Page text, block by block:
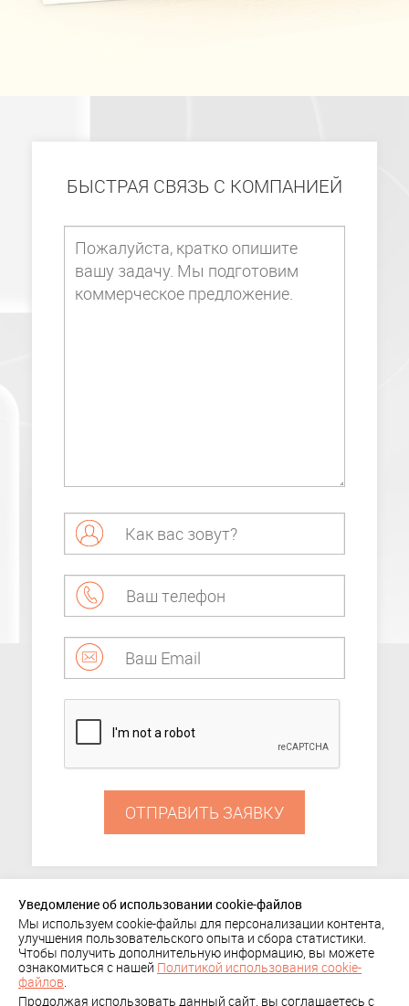
БЫСТРАЯ СВЯЗЬ С КОМПАНИЕЙ
ОТПРАВИТЬ ЗАЯВКУ
+ 7 (495) 636-29-78
Политика
ПОРТФОЛИО
КОМПАНИЯ КЛИЕНТЫ
Уведомление об использовании cookie-файлов
Мы используем cookie-файлы для персонализации контента,
улучшения пользовательского опыта и сбора статистики.
Чтобы получить дополнительную информацию, вы можете
ознакомиться с нашей Политикой использования cookie-
файлов.
Продолжая использовать данный сайт, вы соглашаетесь с